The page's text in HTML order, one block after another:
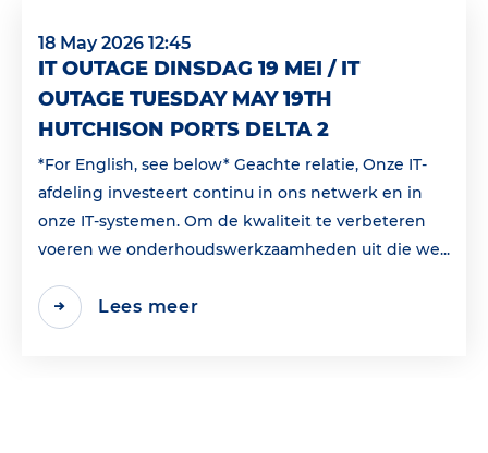
18 May 2026 12:45
IT OUTAGE DINSDAG 19 MEI / IT
OUTAGE TUESDAY MAY 19TH
HUTCHISON PORTS DELTA 2
*For English, see below* Geachte relatie, Onze IT-
afdeling investeert continu in ons netwerk en in
onze IT-systemen. Om de kwaliteit te verbeteren
voeren we onderhoudswerkzaamheden uit die we...
Lees meer